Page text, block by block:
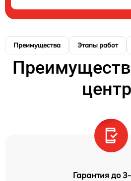
Преимущества Этапы работ
Гарантия до